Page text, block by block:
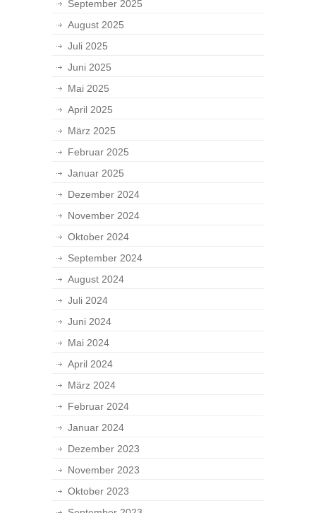
September 2025
August 2025
Juli 2025
Juni 2025
Mai 2025
April 2025
März 2025
Februar 2025
Januar 2025
Dezember 2024
November 2024
Oktober 2024
September 2024
August 2024
Juli 2024
Juni 2024
Mai 2024
April 2024
März 2024
Februar 2024
Januar 2024
Dezember 2023
November 2023
Oktober 2023